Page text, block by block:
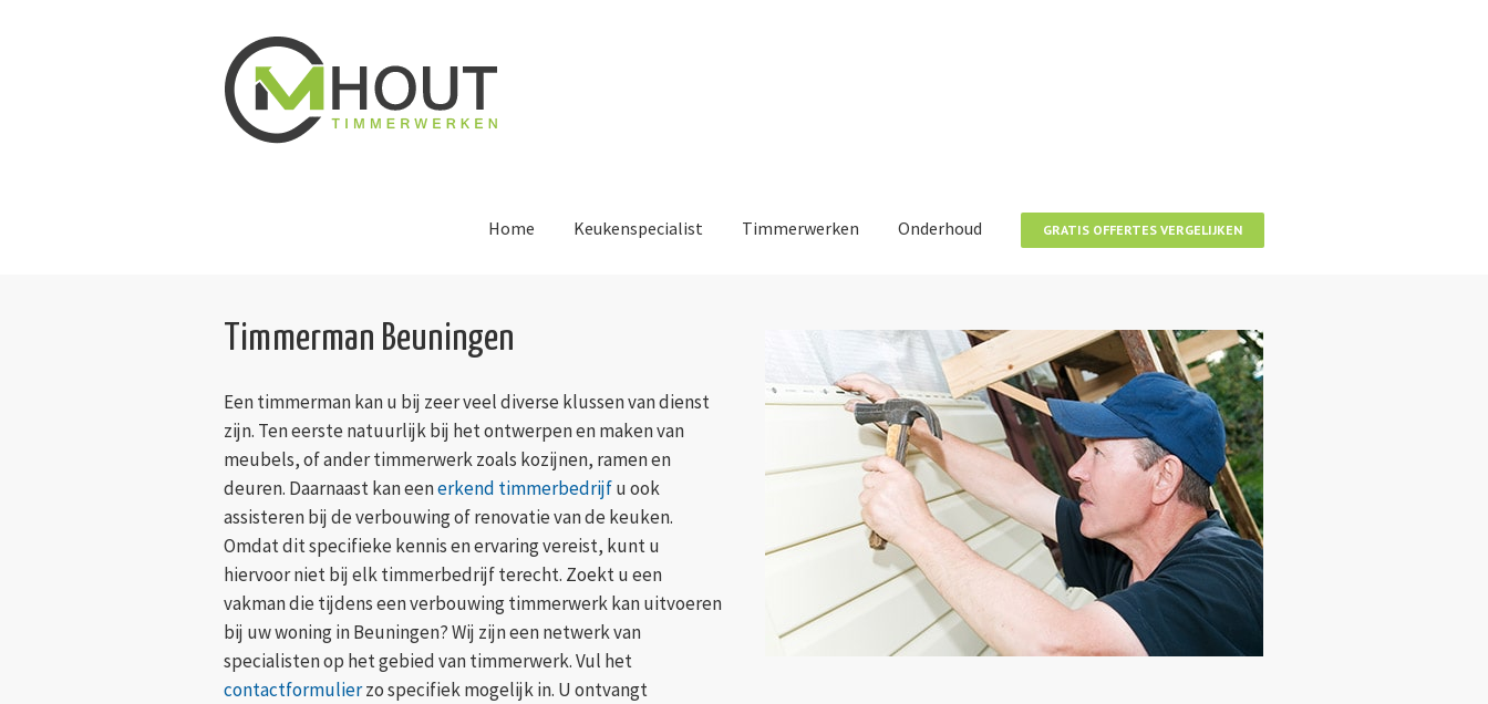
Home Keukenspecialist Timmerwerken Onderhoud GRATIS OFFERTES VERGELIJKEN
Timmerman Beuningen
Een timmerman kan u bij zeer veel diverse klussen van dienst
zijn. Ten eerste natuurlijk bij het ontwerpen en maken van
meubels, of ander timmerwerk zoals kozijnen, ramen en
deuren. Daarnaast kan eenerkend timmerbedrijfu ook
assisteren bij de verbouwing of renovatie van de keuken.
Omdat dit specifieke kennis en ervaring vereist, kunt u
hiervoor niet bij elk timmerbedrijf terecht. Zoekt u een
vakman die tijdens een verbouwing timmerwerk kan uitvoeren
bij uw woning in Beuningen? Wij zijn een netwerk van
specialisten op het gebied van timmerwerk. Vul het
contactformulierzo specifiek mogelijk in. U ontvangt